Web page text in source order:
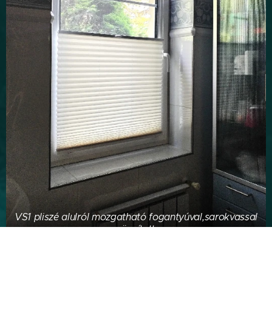
VS1 pliszé alulról mozgatható fogantyúval,sarokvassal
rögzített